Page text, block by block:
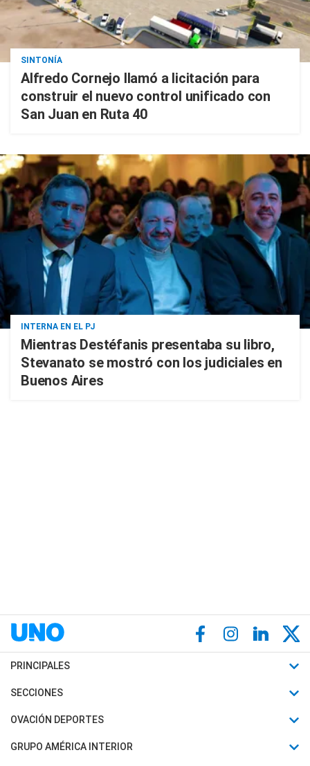
SINTONÍA
Alfredo Cornejo llamó a licitación para
construir el nuevo control unificado con
San Juan en Ruta 40
INTERNA EN EL PJ
Mientras Destéfanis presentaba su libro,
Stevanato se mostró con los judiciales en
Buenos Aires
PRINCIPALES
Últimas Noticias
Política
SECCIONES
Horóscopo
Motores
OVACIÓN DEPORTES
Fútbol
GRUPO AMÉRICA INTERIOR